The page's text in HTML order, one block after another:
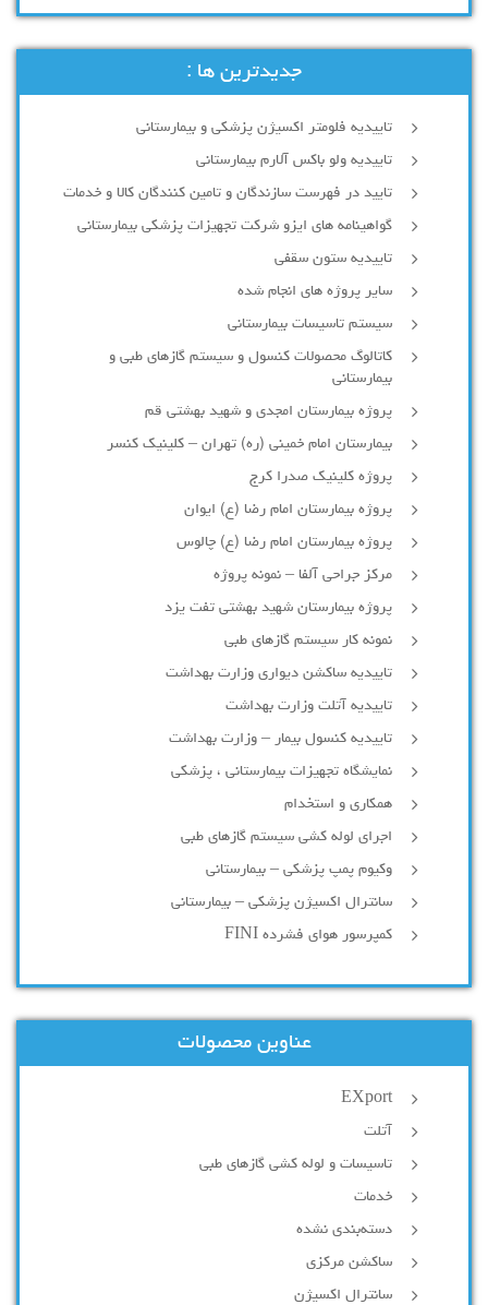
جدیدترین ها :
تاییدیه فلومتر اکسیژن پزشکی و بیمارستانی
تاییدیه ولو باکس آلارم بیمارستانی
تایید در فهرست سازندگان و تامین کنندگان کالا و خدمات
گواهینامه های ایزو شرکت تجهیزات پزشکی بیمارستانی
تاییدیه ستون سقفی
سایر پروژه های انجام شده
سیستم تاسیسات بیمارستانی
کاتالوگ محصولات کنسول و سیستم گازهای طبی و
بیمارستانی
پروژه بیمارستان امجدی و شهید بهشتی قم
بیمارستان امام خمینی (ره) تهران – کلینیک کنسر
پروژه کلینیک صدرا کرج
پروژه بیمارستان امام رضا (ع) ایوان
پروژه بیمارستان امام رضا (ع) چالوس
مرکز جراحی آلفا – نمونه پروژه
پروژه بیمارستان شهید بهشتی تفت یزد
نمونه کار سیستم گازهای طبی
تاییدیه ساکشن دیواری وزارت بهداشت
تاییدیه آتلت وزارت بهداشت
تاییدیه کنسول بیمار – وزارت بهداشت
نمایشگاه تجهیزات بیمارستانی ، پزشکی
همکاری و استخدام
اجرای لوله کشی سیستم گازهای طبی
وکیوم پمپ پزشکی – بیمارستانی
سانترال اکسیژن پزشکی – بیمارستانی
کمپرسور هوای فشرده FINI
عناوین محصولات
EXport
آتلت
تاسیسات و لوله کشی گازهای طبی
خدمات
دسته‌بندی نشده
ساکشن مرکزی
سانترال اکسیژن